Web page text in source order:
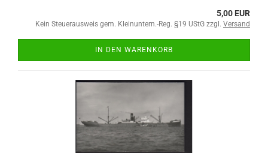
5,00 EUR
Kein Steuerausweis gem. Kleinuntern.-Reg. §19 UStG zzgl. Versand
IN DEN WARENKORB